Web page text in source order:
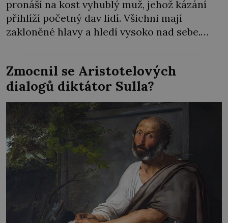
pronáší na kost vyhublý muž, jehož kázání
přihlíží početný dav lidí. Všichni mají
zakloněné hlavy a hledí vysoko nad sebe.
neobvyklém místě. Pro svůj asketický život si
jako úplně první vybral sloup. Z klášterní
cely se i přes zavřené dveře dere do celého
[…]
Zmocnil se Aristotelových
dialogů diktátor Sulla?